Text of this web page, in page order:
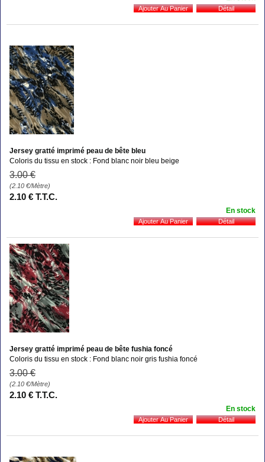
Jersey gratté imprimé peau de bête bleu
Coloris du tissu en stock : Fond blanc noir bleu beige
3.00 €
(2.10 €/Mètre)
2.10 € T.T.C.
En stock
Jersey gratté imprimé peau de bête fushia foncé
Coloris du tissu en stock : Fond blanc noir gris fushia foncé
3.00 €
(2.10 €/Mètre)
2.10 € T.T.C.
En stock